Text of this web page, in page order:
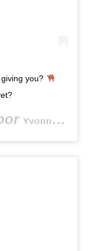
you?
𝗬𝘃𝗼𝗻𝗻𝗲 𝗕𝗮𝗿